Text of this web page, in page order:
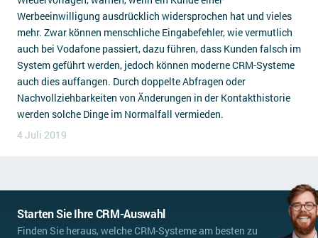
Werbeeinwilligung ausdrücklich widersprochen hat und vieles
mehr. Zwar können menschliche Eingabefehler, wie vermutlich
auch bei Vodafone passiert, dazu führen, dass Kunden falsch im
System geführt werden, jedoch können moderne CRM-Systeme
auch dies auffangen. Durch doppelte Abfragen oder
Nachvollziehbarkeiten von Änderungen in der Kontakthistorie
werden solche Dinge im Normalfall vermieden.
4 Juli 2019
Starten Sie Ihre CRM-Auswahl
Finden Sie heraus, welche CRM-Systeme am besten zu